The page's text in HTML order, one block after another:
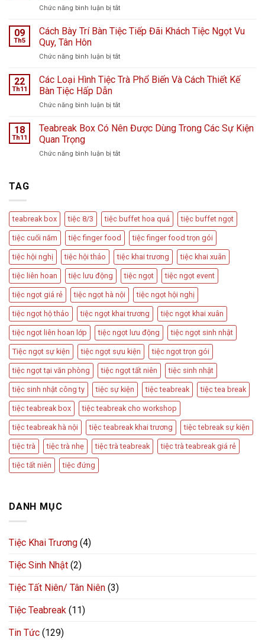
viện
Hà
ngày
bão
chuyện
Cầu
Chức năng bình luận bị tắtở
Teabreak
Khai
Cửa
nước
Perfume
09
Th5
Cách Bày Trí Bàn Tiệc Tiếp Đãi Khách Tiệc Ngọt Vu
Quy, Tân Hôn
Chức năng bình luận bị tắtở
Bày
Tiệc
Đãi
Ngọt
22
Th11
Các Loại Hình Tiệc Trà Phổ Biến Và Cách Thiết Kế
Bàn Tiệc Hấp Dẫn
Chức năng bình luận bị tắtở
Loại
Trà
Kế
Bàn
Tiệc
Hấp
Dẫn
18
Th11
Teabreak Box Có Nên Được Dùng Trong Các Sự Kiện
Quan Trọng
Chức năng bình luận bị tắtở
Dùng
Trong
Các
Sự
Kiện
Quan
Trọng
TAG
teabreak box tiệc 8/3 tiệc buffet hoa quả tiệc buffet ngọt
tiệc cuối năm tiệc finger food tiệc finger food trọn gói
tiệc hội nghị tiệc hội thảo tiệc khai trương tiệc khai xuân
tiệc liên hoan tiệc lưu động tiệc ngọt tiệc ngọt event
tiệc ngọt giá rẻ tiệc ngọt hà nội tiệc ngọt hội nghị
tiệc ngọt hộ thảo tiệc ngọt khai trương tiệc ngọt khai xuân
tiệc ngọt liên hoan lớp tiệc ngọt lưu động tiệc ngọt sinh nhật
Tiệc ngọt sự kiện tiệc ngọt sựu kiện tiệc ngọt trọn gói
tiệc ngọt tại văn phòng tiệc ngọt tất niên tiệc sinh nhật
tiệc sinh nhật công ty tiệc sự kiện tiệc teabreak tiệc tea break
tiệc teabreak box tiệc teabreak cho workshop
tiệc teabreak hà nội tiệc teabreak khai trương tiệc tebreak sự kiện
tiệc trà tiệc trà nhẹ tiệc trà teabreak tiệc trà teabreak giá rẻ
tiệc tất niên tiệc đứng
DANH MỤC
Tiệc Khai Trương (4)
Tiệc Sinh Nhật (2)
Tiệc Tất Niên/ Tân Niên (3)
Tiệc Teabreak (11)
Tin Tức (129)